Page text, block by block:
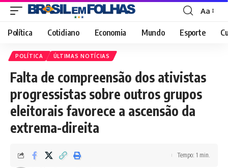
Font
Resizer
Aa
Política Cotidiano Economia Mundo Esporte
POLÍTICA ÚLTIMAS NOTÍCIAS
Falta de compreensão dos ativistas
progressistas sobre outros grupos
eleitorais favorece a ascensão da
extrema-direita
Tempo: 1 min.